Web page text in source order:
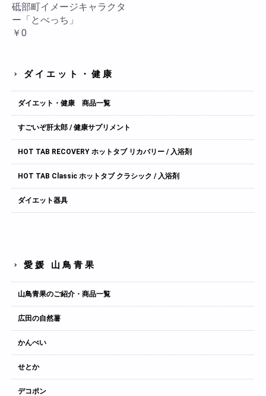
ダイエット・健康
ダイエット・健康 商品一覧
すごいぞ肝太郎 / 健康サプリメント
HOT TAB RECOVERY ホットタブ リカバリー / 入浴剤
HOT TAB Classic ホットタブ クラシック / 入浴剤
ダイエット器具
愛媛 山鳥青果
山鳥青果のご紹介・商品一覧
広田の自然薯
かんぺい
せとか
デコポン
砥部町イメージキャラクタ
ー「とべっち」
￥0